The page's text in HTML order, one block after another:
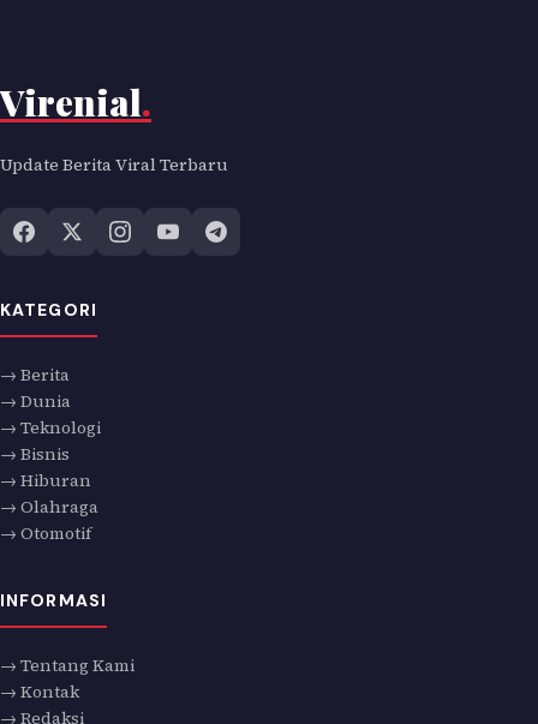
Virenial.
Update Berita Viral Terbaru
KATEGORI
→ Berita
→ Dunia
→ Teknologi
→ Bisnis
→ Hiburan
→ Olahraga
→ Otomotif
INFORMASI
→ Tentang Kami
→ Kontak
→ Redaksi